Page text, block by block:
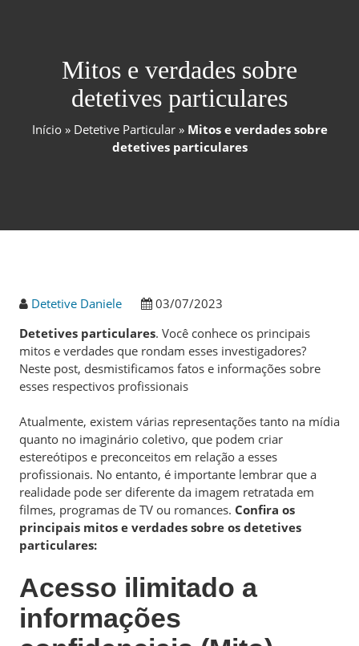
Mitos e verdades sobre
detetives particulares
Início» Detetive Particular» Mitos e verdades sobre
detetives particulares
Detetive Daniele
03/07/2023
Detetives particulares. Você conhece os principais
mitos e verdades que rondam esses investigadores?
Neste post, desmistificamos fatos e informações sobre
esses respectivos profissionais
Atualmente, existem várias representações tanto na mídia
quanto no imaginário coletivo, que podem criar
estereótipos e preconceitos em relação a esses
profissionais. No entanto, é importante lembrar que a
realidade pode ser diferente da imagem retratada em
filmes, programas de TV ou romances. Confira os
principais mitos e verdades sobre os detetives
particulares:
Acesso ilimitado a
informações